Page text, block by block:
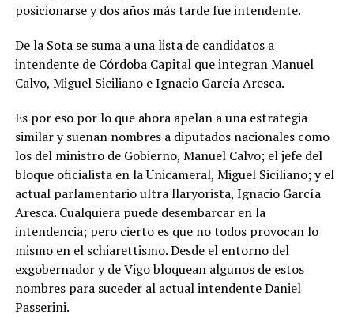
posicionarse y dos años más tarde fue intendente.
De la Sota se suma a una lista de candidatos a
intendente de Córdoba Capital que integran Manuel
Calvo, Miguel Siciliano e Ignacio García Aresca.
Es por eso por lo que ahora apelan a una estrategia
similar y suenan nombres a diputados nacionales como
los del ministro de Gobierno, Manuel Calvo; el jefe del
bloque oficialista en la Unicameral, Miguel Siciliano; y el
actual parlamentario ultra llaryorista, Ignacio García
Aresca. Cualquiera puede desembarcar en la
intendencia; pero cierto es que no todos provocan lo
mismo en el schiarettismo. Desde el entorno del
exgobernador y de Vigo bloquean algunos de estos
nombres para suceder al actual intendente Daniel
Passerini.